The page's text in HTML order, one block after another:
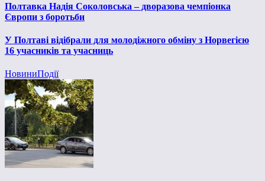
Полтавка Надія Соколовська – дворазова чемпіонка
Європи з боротьби
У Полтаві відібрали для молодіжного обміну з Норвегією
16 учасників та учасниць
НовиниПодії